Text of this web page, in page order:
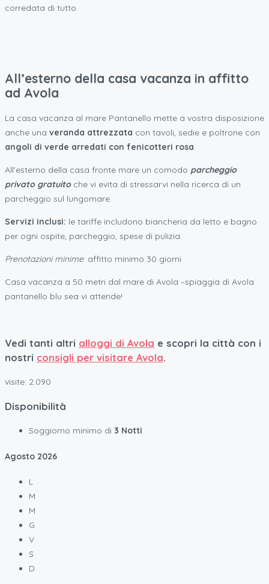
corredata di tutto.
All’esterno della casa vacanza in affitto
ad Avola
La casa vacanza al mare Pantanello mette a vostra disposizione
anche una veranda attrezzata con tavoli, sedie e poltrone con
angoli di verde arredati con fenicotteri rosa
All’esterno della casa fronte mare un comodo parcheggio
privato gratuitoche vi evita di stressarvi nella ricerca di un
parcheggio sul lungomare.
Servizi inclusi: le tariffe includono biancheria da letto e bagno
per ogni ospite, parcheggio, spese di pulizia.
Prenotazioni minime: affitto minimo 30 giorni
Casa vacanza a 50 metri dal mare di Avola –spiaggia di Avola
pantanello blu sea vi attende!
Vedi tanti altri alloggi di Avola e scopri la città con i
nostri consigli per visitare Avola.
visite: 2.090
Disponibilità
Soggiorno minimo di 3 Notti
Agosto 2026
L
M
M
G
V
S
D